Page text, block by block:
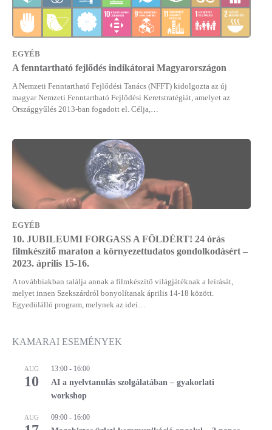
EGYÉB
A fenntartható fejlődés indikátorai Magyarországon
A Nemzeti Fenntartható Fejlődési Tanács (NFFT) kidolgozta az új
magyar Nemzeti Fenntartható Fejlődési Keretstratégiát, amelyet az
Országgyűlés 2013-ban fogadott el. Célja,…
EGYÉB
10. JUBILEUMI FORGASS A FÖLDÉRT! 24 órás
filmkészítő maraton a környezettudatos gondolkodásért –
2023. április 15-16.
A továbbiakban találja annak a filmkészítő világjátéknak a leírását,
melyet innen Szekszárdról bonyolítanak április 14-18 között.
Egyedülálló program, melynek az idei…
KAMARAI ESEMÉNYEK
AUG
10
13:00 - 16:00
AI a nyelvtanulás szolgálatában – gyakorlati
workshop
AUG 09:00 - 16:00